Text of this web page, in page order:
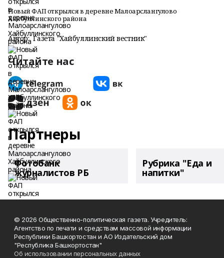
Новый ФАП открылся в деревне Малоарслангулово
Хайбуллинского района
Автор: Газета "Хайбуллинский вестник"
Читайте нас
Партнеры
Фотобанк
журналистов РБ
Рубрика "Еда и
напитки"
© 2026 Общественно-политическая газета. Учредитель:
Агентство по печати и средствам массовой информации
Республики Башкортостан и АО Издательский дом
"Республика Башкортостан"
Об использовании персональных данных